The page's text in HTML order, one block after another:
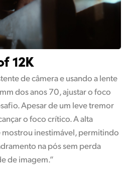
12K
de câmera e usando a lente
dos anos 70, ajustar o foco
Apesar de um leve tremor
o foco crítico. A alta
mostrou inestimável, permitindo
na pós sem perda
de imagem.”